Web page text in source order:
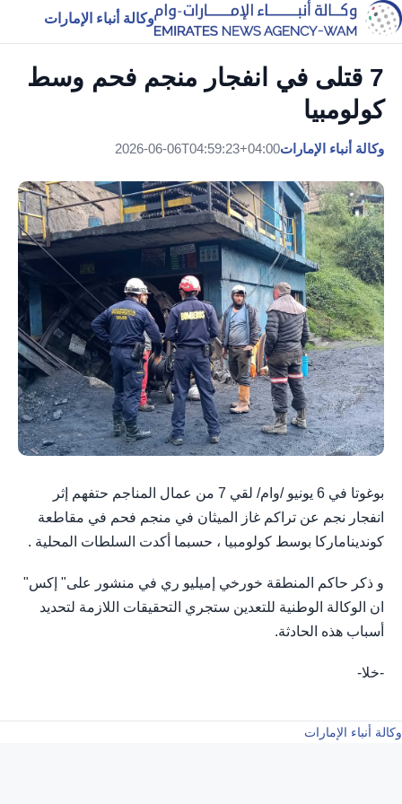
وكالة أنباء الإمارات
7 قتلى في انفجار منجم فحم وسط
كولومبيا
وكالة أنباء الإمارات2026-06-06T04:59:23+04:00
بوغوتا في 6 يونيو /وام/ لقي 7 من عمال المناجم حتفهم إثر
انفجار نجم عن تراكم غاز الميثان في منجم فحم في مقاطعة
كونديناماركا بوسط كولومبيا ، حسبما أكدت السلطات المحلية .
و ذكر حاكم المنطقة خورخي إميليو ري في منشور على" إكس"
ان الوكالة الوطنية للتعدين ستجري التحقيقات اللازمة لتحديد
أسباب هذه الحادثة.
-خلا-
وكالة أنباء الإمارات